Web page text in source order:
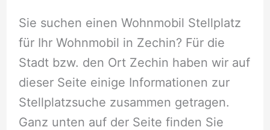
Sie suchen einen Wohnmobil Stellplatz
für Ihr Wohnmobil in Zechin? Für die
Stadt bzw. den Ort Zechin haben wir auf
dieser Seite einige Informationen zur
Stellplatzsuche zusammen getragen.
Ganz unten auf der Seite finden Sie